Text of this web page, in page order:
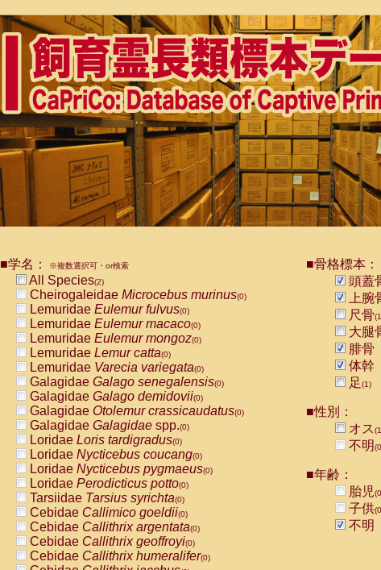
■学名： ※複数選択可・or検索
All Species(2)
Cheirogaleidae Microcebus murinus(0)
Lemuridae Eulemur fulvus(0)
Lemuridae Eulemur macaco(0)
Lemuridae Eulemur mongoz(0)
Lemuridae Lemur catta(0)
Lemuridae Varecia variegata(0)
Galagidae Galago senegalensis(0)
Galagidae Galago demidovii(0)
Galagidae Otolemur crassicaudatus(0)
Galagidae Galagidae spp.(0)
Loridae Loris tardigradus(0)
Loridae Nycticebus coucang(0)
Loridae Nycticebus pygmaeus(0)
Loridae Perodicticus potto(0)
Tarsiidae Tarsius syrichta(0)
Cebidae Callimico goeldii(0)
Cebidae Callithrix argentata(0)
Cebidae Callithrix geoffroyi(0)
Cebidae Callithrix humeralifer(0)
■骨格標本：
頭蓋
上腕
尺骨
大腿
腓骨
体幹
足(1)
■性別：
オス
不明
■年齢：
胎児
子供
不明